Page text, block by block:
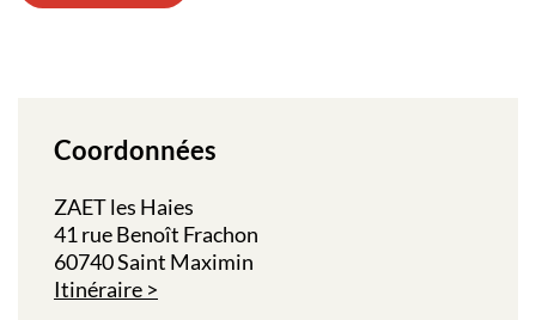
Coordonnées
ZAET les Haies
41 rue Benoît Frachon
60740 Saint Maximin
Itinéraire